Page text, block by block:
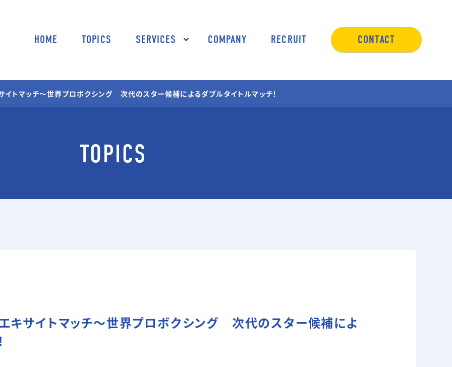
HOME TOPICS SERVICES
01 SPORTS 02 TV SHOPPING
03 MEDIA
TV番組/Web配信/DVD
05 SHOOTING
COMPANY RECRUIT CONTACT
イトマッチ～世界プロボクシング 次代のスター候補によるダブルタイトルマッチ！
TOPICS
エキサイトマッチ～世界プロボクシング 次代のスター候補によ